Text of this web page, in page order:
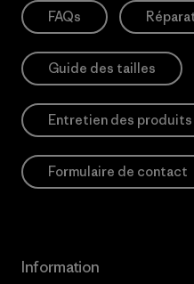
FAQs
Guide des tailles
Entretien des produits
Formulaire de contact
Information